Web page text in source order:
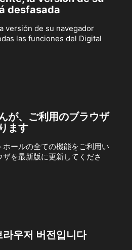
desfasada
versión de su navegador
las funciones del Digital
が、ご利用のブラウザ
ます
ールの全ての機能をご利用い
を最新版に更新してくださ
우저 버전입니다